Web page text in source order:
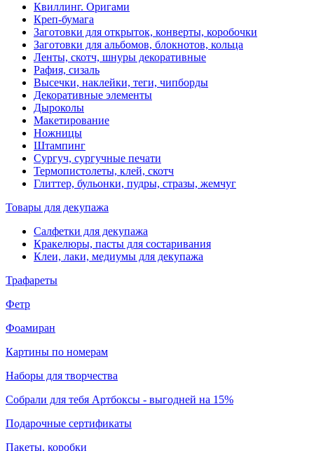
Квиллинг. Оригами
Креп-бумага
Заготовки для открыток, конверты, коробочки
Заготовки для альбомов, блокнотов, кольца
Ленты, скотч, шнуры декоративные
Рафия, сизаль
Высечки, наклейки, теги, чипборды
Декоративные элементы
Дыроколы
Макетирование
Ножницы
Штампинг
Сургуч, сургучные печати
Термопистолеты, клей, скотч
Глиттер, бульонки, пудры, стразы, жемчуг
Товары для декупажа
Салфетки для декупажа
Кракелюры, пасты для состаривания
Клеи, лаки, медиумы для декупажа
Трафареты
Фетр
Фоамиран
Картины по номерам
Наборы для творчества
Собрали для тебя Артбоксы - выгодней на 15%
Подарочные сертификаты
Пакеты, коробки